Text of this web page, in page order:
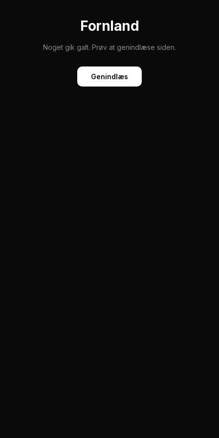
Fornland
Noget gik galt. Prøv at genindlæse siden.
Genindlæs